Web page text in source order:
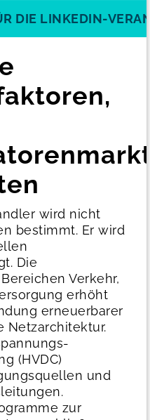
DIE LINKEDIN-
wird nicht
bestimmt. Er wird
Die
Verkehr,
erhöht
erneuerbarer
Netzarchitektur.
(HVDC)
und
zur